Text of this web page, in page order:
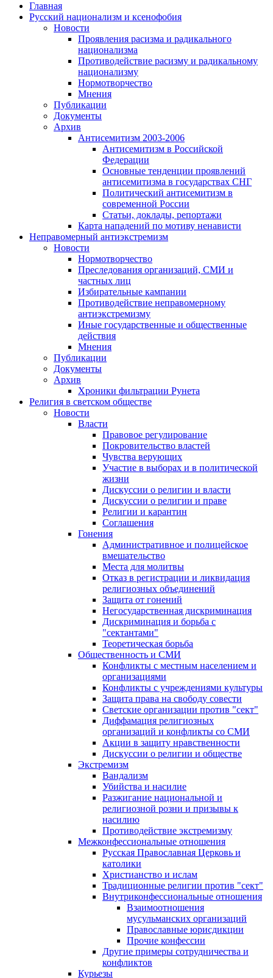
Главная
Русский национализм и ксенофобия
Новости
Проявления расизма и радикального
национализма
Противодействие расизму и радикальному
национализму
Нормотворчество
Мнения
Публикации
Документы
Архив
Антисемитизм 2003-2006
Антисемитизм в Российской
Федерации
Основные тенденции проявлений
антисемитизма в государствах СНГ
Политический антисемитизм в
современной России
Статьи, доклады, репортажи
Карта нападений по мотиву ненависти
Неправомерный антиэкстремизм
Новости
Нормотворчество
Преследования организаций, СМИ и
частных лиц
Избирательные кампании
Противодействие неправомерному
антиэкстремизму
Иные государственные и общественные
действия
Мнения
Публикации
Документы
Архив
Хроники фильтрации Рунета
Религия в светском обществе
Новости
Власти
Правовое регулирование
Покровительство властей
Чувства верующих
Участие в выборах и в политической
жизни
Дискуссии о религии и власти
Дискуссии о религии и праве
Религии и карантин
Соглашения
Гонения
Административное и полицейское
вмешательство
Места для молитвы
Отказ в регистрации и ликвидация
религиозных объединений
Защита от гонений
Негосударственная дискриминация
Дискриминация и борьба с
"сектантами"
Теоретическая борьба
Общественность и СМИ
Конфликты с местным населением и
организациями
Конфликты с учреждениями культуры
Защита права на свободу совести
Светские организации против "сект"
Диффамация религиозных
организаций и конфликты со СМИ
Акции в защиту нравственности
Дискуссии о религии и обществе
Экстремизм
Вандализм
Убийства и насилие
Разжигание национальной и
религиозной розни и призывы к
насилию
Противодействие экстремизму
Межконфессиональные отношения
Русская Православная Церковь и
католики
Христианство и ислам
Традиционные религии против "сект"
Внутриконфессиональные отношения
Взаимоотношения
мусульманских организаций
Православные юрисдикции
Прочие конфессии
Другие примеры сотрудничества и
конфликтов
Курьезы